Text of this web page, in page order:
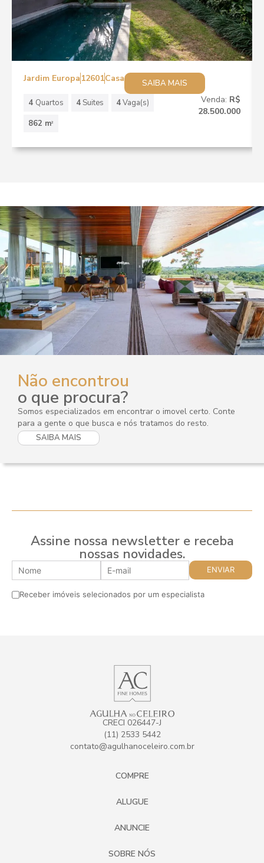
Jardim Europa 12601Casa
SAIBA MAIS
4 Quartos 4 Suites 4Vaga(s)
862 m2
Venda: R$
28.500.000
Não encontrou
o que procura?
Somos especializados em encontrar o imovel certo. Conte
para a gente o que busca e nós tratamos do resto.
SAIBA MAIS
Assine nossa newsletter e receba
nossas novidades.
Receber imóveis selecionados por um especialista
CRECI 026447-J
(11) 2533 5442
contato@agulhanoceleiro.com.br
COMPRE
ALUGUE
ANUNCIE
SOBRE NÓS